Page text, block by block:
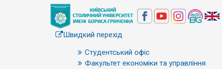
Швидкий перехід
Студентський офіс
Факультет економіки та управління